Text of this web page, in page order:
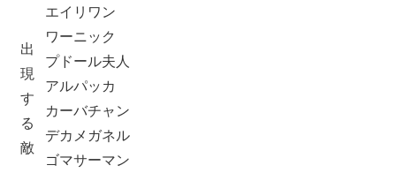
出
現
す
る
敵
エイリワン
ワーニック
プドール夫人
アルパッカ
カーバチャン
デカメガネル
ゴマサーマン